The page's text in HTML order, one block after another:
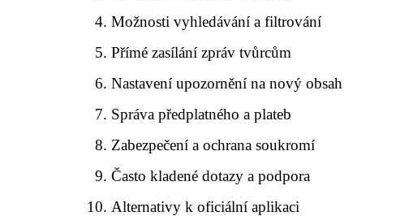
Možnosti vyhledávání a filtrování
Přímé zasílání zpráv tvůrcům
Nastavení upozornění na nový obsah
Správa předplatného a plateb
Zabezpečení a ochrana soukromí
Často kladené dotazy a podpora
Alternativy k oficiální aplikaci